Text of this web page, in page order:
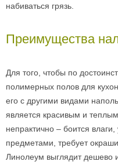
набиваться грязь.
Преимущества
Для того, чтобы по
полимерных полов для
его с другими видами
является красивым и
непрактично – боится
предметами, требует
Линолеум выглядит дешево